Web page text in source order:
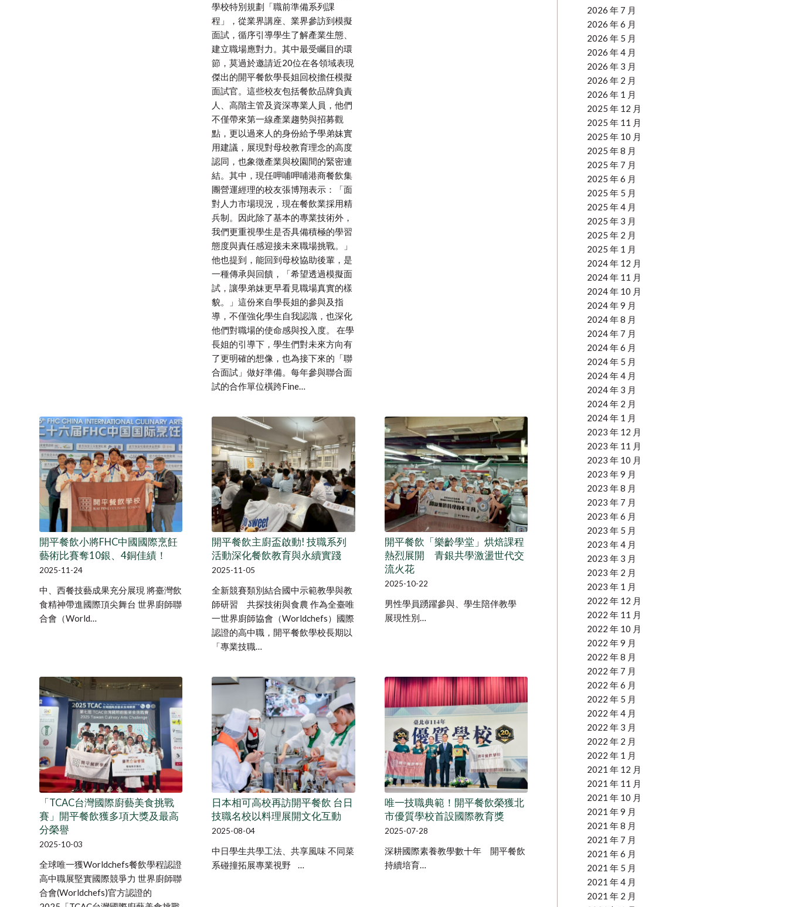
學校特別規劃「職前準備系列課
程」，從業界講座、業界參訪到模擬
面試，循序引導學生了解產業生態、
建立職場應對力。其中最受矚目的環
節，莫過於邀請近20位在各領域表現
傑出的開平餐飲學長姐回校擔任模擬
面試官。這些校友包括餐飲品牌負責
人、高階主管及資深專業人員，他們
不僅帶來第一線產業趨勢與招募觀
點，更以過來人的身份給予學弟妹實
用建議，展現對母校教育理念的高度
認同，也象徵產業與校園間的緊密連
結。其中，現任呷哺呷哺港商餐飲集
團營運經理的校友張博翔表示：「面
對人力市場現況，現在餐飲業採用精
兵制。因此除了基本的專業技術外，
我們更重視學生是否具備積極的學習
態度與責任感迎接未來職場挑戰。」
他也提到，能回到母校協助後輩，是
一種傳承與回饋，「希望透過模擬面
試，讓學弟妹更早看見職場真實的樣
貌。」這份來自學長姐的參與及指
導，不僅強化學生自我認識，也深化
他們對職場的使命感與投入度。 在學
長姐的引導下，學生們對未來方向有
了更明確的想像，也為接下來的「聯
合面試」做好準備。每年參與聯合面
試的合作單位橫跨Fine…
開平餐飲小將FHC中國國際烹飪
藝術比賽奪10銀、4銅佳績！
2025-11-24
中、西餐技藝成果充分展現 將臺灣飲
食精神帶進國際頂尖舞台 世界廚師聯
合會（World…
開平餐飲主廚盃啟動! 技職系列
活動深化餐飲教育與永續實踐
2025-11-05
全新競賽類別結合國中示範教學與教
師研習 共探技術與食農 作為全臺唯
一世界廚師協會（Worldchefs）國際
認證的高中職，開平餐飲學校長期以
「專業技職…
開平餐飲「樂齡學堂」烘焙課程
熱烈展開 青銀共學激盪世代交
流火花
2025-10-22
男性學員踴躍參與、學生陪伴教學
展現性別…
「TCAC台灣國際廚藝美食挑戰
賽」開平餐飲獲多項大獎及最高
分榮譽
2025-10-03
全球唯一獲Worldchefs餐飲學程認證
高中職展堅實國際競爭力 世界廚師聯
合會(Worldchefs)官方認證的
日本相可高校再訪開平餐飲 台日
技職名校以料理展開文化互動
2025-08-04
中日學生共學工法、共享風味 不同菜
系碰撞拓展專業視野 …
唯一技職典範！開平餐飲榮獲北
市優質學校首設國際教育獎
2025-07-28
深耕國際素養教學數十年 開平餐飲
持續培育…
2026 年 7 月
2026 年 6 月
2026 年 5 月
2026 年 4 月
2026 年 3 月
2026 年 2 月
2026 年 1 月
2025 年 12 月
2025 年 11 月
2025 年 10 月
2025 年 8 月
2025 年 7 月
2025 年 6 月
2025 年 5 月
2025 年 4 月
2025 年 3 月
2025 年 2 月
2025 年 1 月
2024 年 12 月
2024 年 11 月
2024 年 10 月
2024 年 9 月
2024 年 8 月
2024 年 7 月
2024 年 6 月
2024 年 5 月
2024 年 4 月
2024 年 3 月
2024 年 2 月
2024 年 1 月
2023 年 12 月
2023 年 11 月
2023 年 10 月
2023 年 9 月
2023 年 8 月
2023 年 7 月
2023 年 6 月
2023 年 5 月
2023 年 4 月
2023 年 3 月
2023 年 2 月
2023 年 1 月
2022 年 12 月
2022 年 11 月
2022 年 10 月
2022 年 9 月
2022 年 8 月
2022 年 7 月
2022 年 6 月
2022 年 5 月
2022 年 4 月
2022 年 3 月
2022 年 2 月
2022 年 1 月
2021 年 12 月
2021 年 11 月
2021 年 10 月
2021 年 9 月
2021 年 8 月
2021 年 7 月
2021 年 6 月
2021 年 5 月
2021 年 4 月
2021 年 2 月